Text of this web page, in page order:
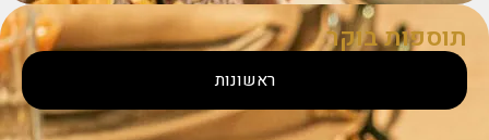
תוספות בוקר
ראשונות